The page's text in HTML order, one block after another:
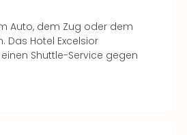
Auto, dem Zug oder dem
Das Hotel Excelsior
Shuttle-Service gegen